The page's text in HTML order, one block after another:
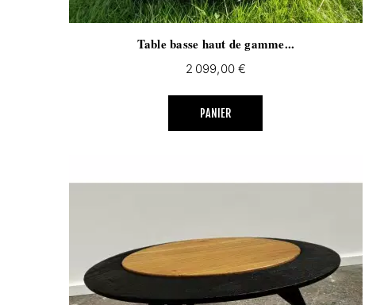
Table basse haut de gamme...
Prix
2 099,00 €
PANIER